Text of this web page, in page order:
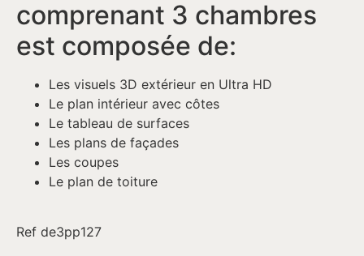
comprenant 3 chambres
est composée de:
Les visuels 3D extérieur en Ultra HD
Le plan intérieur avec côtes
Le tableau de surfaces
Les plans de façades
Les coupes
Le plan de toiture
Ref de3pp127